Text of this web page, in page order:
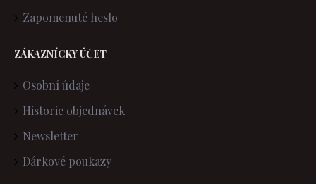
Zapomenuté heslo
ZÁKAZNÍCKY ÚČET
Osobní údaje
Historie objednávek
Newsletter
Dárkové poukazy